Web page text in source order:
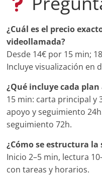
¿Cuál es el precio
videollamada?
Desde 14€ por 15 min;
Incluye visualización en
¿Qué incluye cada
15 min: carta principal y
apoyo y seguimiento
seguimiento 72h.
¿Cómo se estructura la
Inicio 2–5 min, lectura
con tareas y horarios.